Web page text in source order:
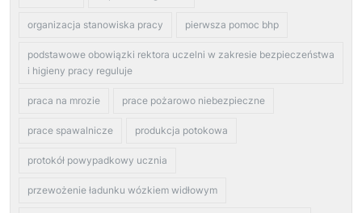
organizacja stanowiska pracy pierwsza pomoc bhp
podstawowe obowiązki rektora uczelni w zakresie bezpieczeństwa
i higieny pracy reguluje
praca na mrozie prace pożarowo niebezpieczne
prace spawalnicze produkcja potokowa
protokół powypadkowy ucznia
przewożenie ładunku wózkiem widłowym